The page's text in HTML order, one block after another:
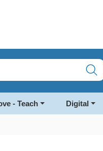
- Teach Digital